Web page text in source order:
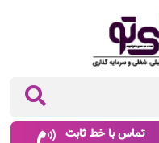
تماس با خط ثابت